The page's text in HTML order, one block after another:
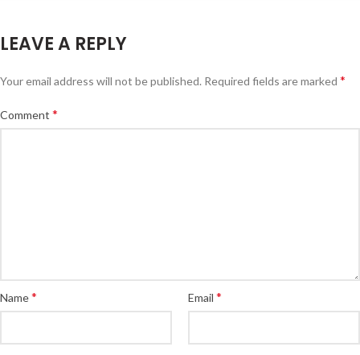
LEAVE A REPLY
Your email address will not be published. Required fields are marked *
Comment *
Name* Email *